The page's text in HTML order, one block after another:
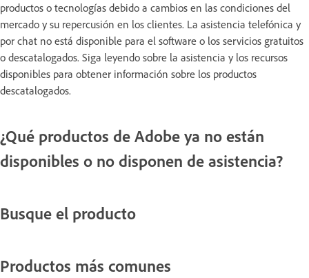
productos o tecnologías debido a cambios en las condiciones del
mercado y su repercusión en los clientes. La asistencia telefónica y
por chat no está disponible para el software o los servicios gratuitos
o descatalogados. Siga leyendo sobre la asistencia y los recursos
disponibles para obtener información sobre los productos
descatalogados.
¿Qué productos de Adobe ya no están
disponibles o no disponen de asistencia?
Busque el producto
Productos más comunes